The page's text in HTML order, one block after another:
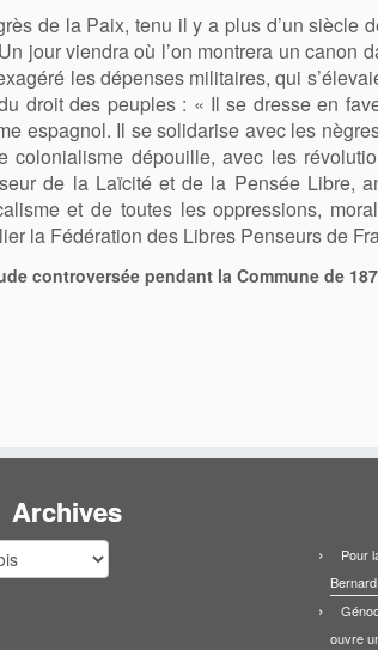
de la Paix, tenu il y a plus d’un siècle
jour viendra où l’on montrera un canon
les dépenses militaires, qui
droit des peuples : « Il se dresse en
espagnol. Il se solidarise avec les
colonialisme dépouille, avec les
de la Laïcité et de la Pensée Libre,
et de toutes les oppressions,
la Fédération des Libres Penseurs de
controversée pendant la Commune de
Archives
Pour
ouvre